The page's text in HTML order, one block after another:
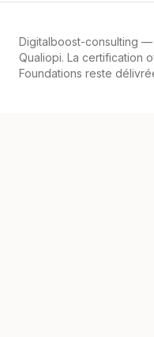
Digitalboost-consulting —
Qualiopi. La certification
Foundations reste